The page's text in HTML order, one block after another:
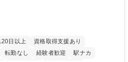
日以上
資格取得支援あり
転勤なし 経験者歓迎
駅ナカ